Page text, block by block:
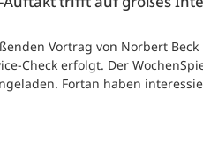
Vortrag von Norbert
Check erfolgt. Der
Fortan haben